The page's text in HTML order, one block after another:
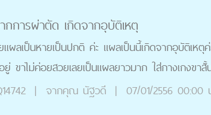
กการผ่าตัด เกิดจากอุบัติเหตุ
ผลเป็นหายเป็นปกติ ค่ะ แผลเป็นนี้เกิดจากอุบัติเหตุ
ยู่ ขาไม่ค่อยสวยเลยเป็นแผลยาวมาก ใส่กางเกงข
| จากคุณ นัฐวดี | 07/01/2556 00:00